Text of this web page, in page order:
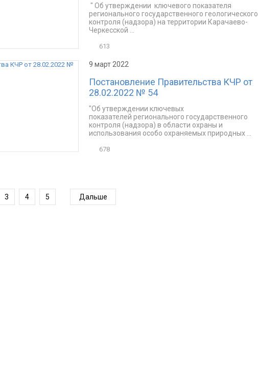
" Об утверждении ключевого показателя
регионального государственного геологического
контроля (надзора) на территории Карачаево-
Черкесской ...
613
9 март 2022
Постановление Правительства КЧР от
28.02.2022 № 54
"Об утверждении ключевых
показателей регионального государственного
контроля (надзора) в области охраны и
использования особо охраняемых природных ...
678
3 4 5 Дальше